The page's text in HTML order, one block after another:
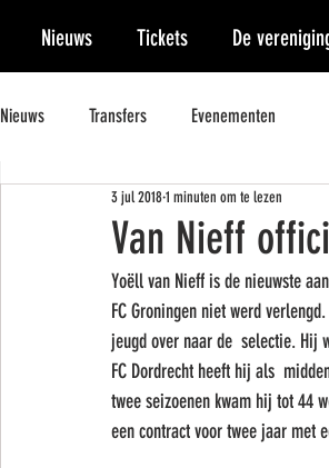
Nieuws Tickets De
Nieuws Transfers Evenementen
Van Nieff
3 jul 20181 minuten om te lezen
Yoëll van Nieff is de nieuwste
FC Groningen niet werd
jeugd over naar de  selectie. Hij
FC Dordrecht heeft hij als
twee seizoenen kwam hij tot 44
een contract voor twee jaar met